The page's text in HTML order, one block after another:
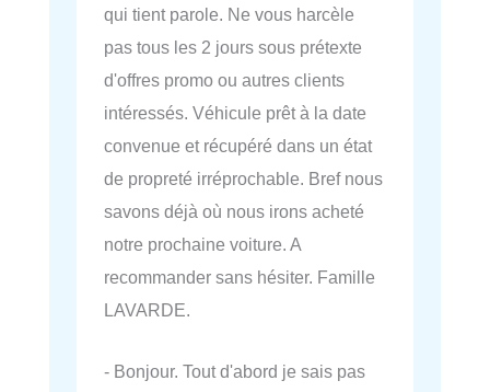
qui tient parole. Ne vous harcèle
pas tous les 2 jours sous prétexte
d'offres promo ou autres clients
intéressés. Véhicule prêt à la date
convenue et récupéré dans un état
de propreté irréprochable. Bref nous
savons déjà où nous irons acheté
notre prochaine voiture. A
recommander sans hésiter. Famille
LAVARDE.
- Bonjour. Tout d'abord je sais pas